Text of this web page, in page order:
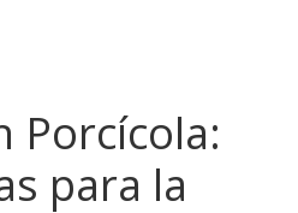
Porcícola:
para la